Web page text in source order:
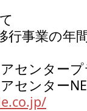
行事業の年
センター
センター